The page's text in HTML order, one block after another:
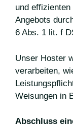
und
Angebots
6 Abs. 1 lit. f
Unser Hoster
verarbeiten,
Weisungen in
Abschluss